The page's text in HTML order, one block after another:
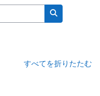
コースを検
すべてを折りたたむ